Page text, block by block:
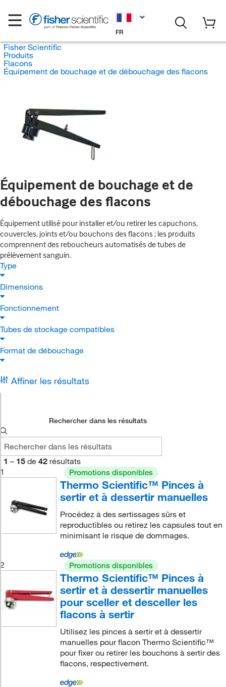
FR
Fisher Scientific
Produits
Flacons
Équipement de bouchage et de débouchage des flacons
Équipement de bouchage et de
débouchage des flacons
Équipement utilisé pour installer et/ou retirer les capuchons,
couvercles, joints et/ou bouchons des flacons ; les produits
comprennent des reboucheurs automatisés de tubes de
prélèvement sanguin.
Type
Dimensions
Fonctionnement
Tubes de stockage compatibles
Format de débouchage
Affiner les résultats
Rechercher dans les résultats
1 – 15 de 42 résultats
1
Promotions disponibles
Thermo Scientific™ Pinces à
sertir et à dessertir manuelles
Procédez à des sertissages sûrs et
reproductibles ou retirez les capsules tout en
minimisant le risque de dommages.
2 Promotions disponibles
Thermo Scientific™ Pinces à
sertir et à dessertir manuelles
pour sceller et desceller les
flacons à sertir
Utilisez les pinces à sertir et à dessertir
manuelles pour flacon Thermo Scientific™
pour fixer ou retirer les bouchons à sertir des
flacons, respectivement.